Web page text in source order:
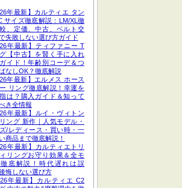
年最新】カルティエ タン
サイズ徹底解説：LM/XL徹
、定価、中古、ベルト交
失敗しない選び方ガイド
年最新】ティファニー T
【中古】を賢く手に入れ
イド！年齢別コーデ＆つ
なしOK？徹底解説
年最新】エルメス ホース
リング徹底解説！幸運を
は？購入ガイド＆知って
き全情報
年最新】ルイ・ヴィトン
ング 新作｜人気モデル・
/レディース・買い時・一
商品まで徹底解説！
年最新】カルティエトリ
リングお守り効果＆全モ
底解説！時代遅れは誤
悔しない選び方
年最新】カルティエ C2